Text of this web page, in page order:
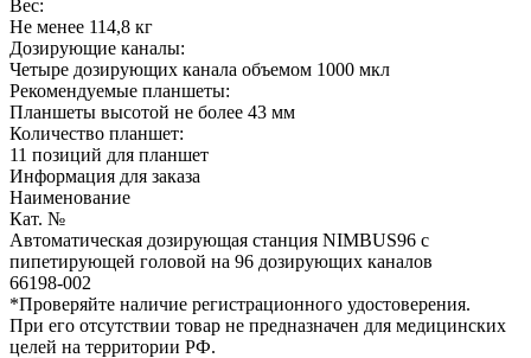
Вес:
Не менее 114,8 кг
Дозирующие каналы:
Четыре дозирующих канала объемом 1000 мкл
Рекомендуемые планшеты:
Планшеты высотой не более 43 мм
Количество планшет:
11 позиций для планшет
Информация для заказа
Наименование
Кат. №
Автоматическая дозирующая станция NIMBUS96 с
пипетирующей головой на 96 дозирующих каналов
66198-002
*Проверяйте наличие регистрационного удостоверения.
При его отсутствии товар не предназначен для медицинских
целей на территории РФ.